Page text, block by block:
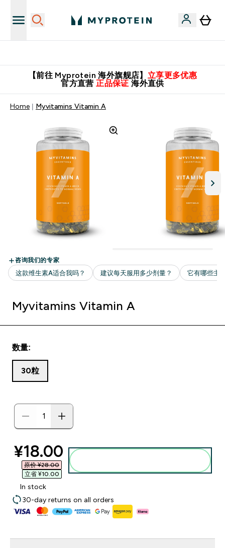
【前往 Myprotein 海外旗舰店】 立享更多优惠
官方直营 正品保证 海外直供
Home Myvitamins Vitamin A
Myvitamins Vitamin A
数量:
30粒
discounted price
¥18.00‎
原价 ¥28.00‎
立省 ¥10.00‎
In stock
30-day returns on all orders